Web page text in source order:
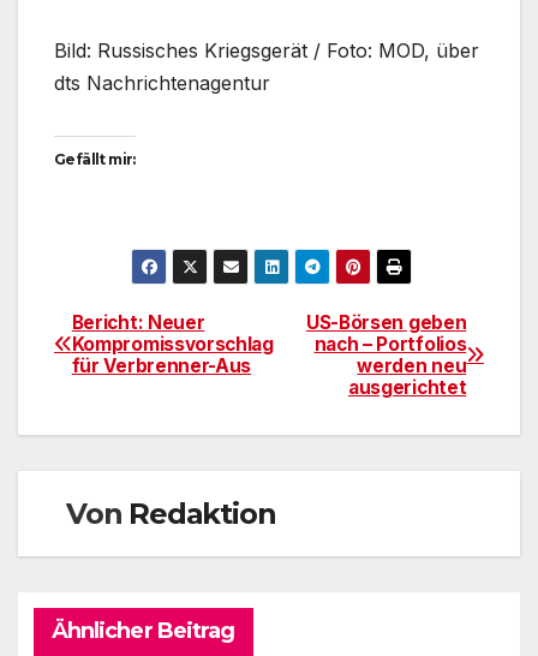
Bild: Russisches Kriegsgerät / Foto: MOD, über
dts Nachrichtenagentur
Gefällt mir:
Beitragsnavigation
US-Börsen geben
nach – Portfolios
werden neu
ausgerichtet
Bericht: Neuer
Kompromissvorschlag
für Verbrenner-Aus
Von Redaktion
Ähnlicher Beitrag